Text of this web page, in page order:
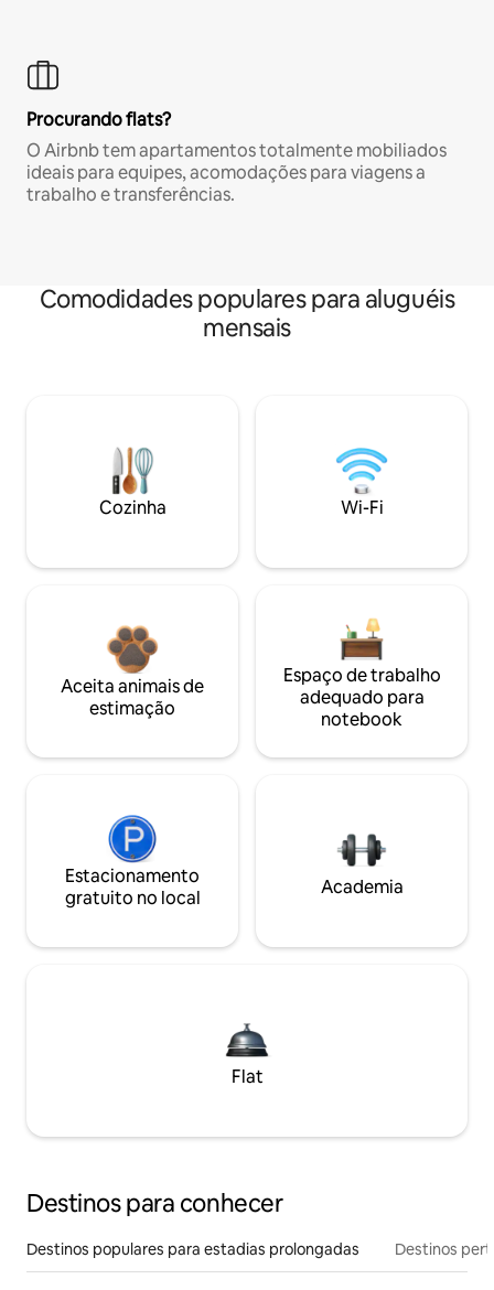
Procurando flats?
O Airbnb tem apartamentos totalmente mobiliados
ideais para equipes, acomodações para viagens a
trabalho e transferências.
Comodidades populares para aluguéis
mensais
Cozinha Wi-Fi
Aceita animais de
estimação
Espaço de trabalho
adequado para
notebook
Estacionamento
gratuito no local
Academia
Flat
Destinos para conhecer
Destinos populares para estadias prolongadas Destinos